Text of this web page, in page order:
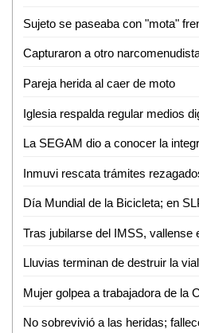
Sujeto se paseaba con "mota"
Capturaron a otro
Pareja herida al caer de moto